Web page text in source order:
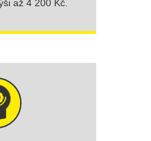
až 4 200 Kč.